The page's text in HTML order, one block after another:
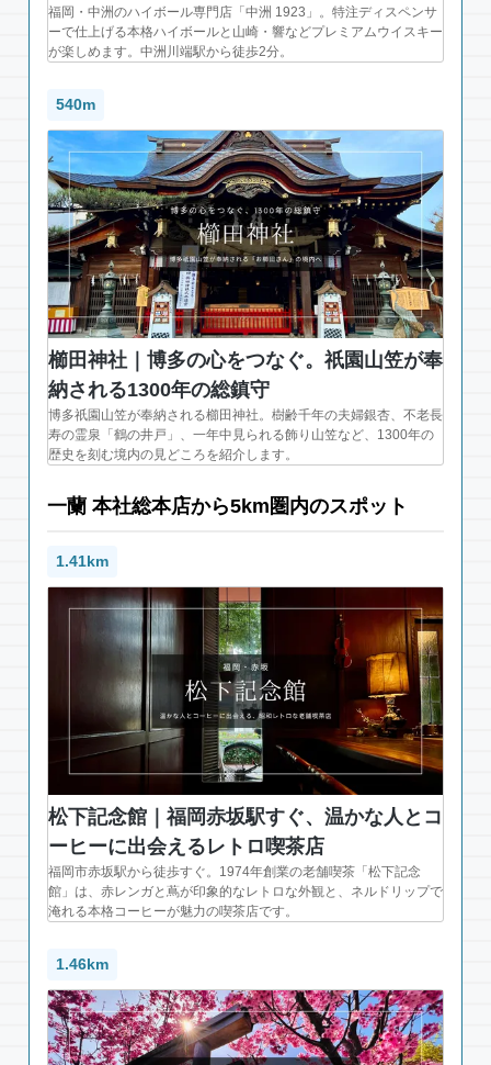
福岡・中洲のハイボール専門店「中洲 1923」。特注ディスペンサ
ーで仕上げる本格ハイボールと山崎・響などプレミアムウイスキー
が楽しめます。中洲川端駅から徒歩2分。
540m
櫛田神社｜博多の心をつなぐ。祇園山笠が奉
納される1300年の総鎮守
博多祇園山笠が奉納される櫛田神社。樹齢千年の夫婦銀杏、不老長
寿の霊泉「鶴の井戸」、一年中見られる飾り山笠など、1300年の
歴史を刻む境内の見どころを紹介します。
一蘭 本社総本店から5km圏内のスポット
1.41km
松下記念館｜福岡赤坂駅すぐ、温かな人とコ
ーヒーに出会えるレトロ喫茶店
福岡市赤坂駅から徒歩すぐ。1974年創業の老舗喫茶「松下記念
館」は、赤レンガと蔦が印象的なレトロな外観と、ネルドリップで
淹れる本格コーヒーが魅力の喫茶店です。
1.46km